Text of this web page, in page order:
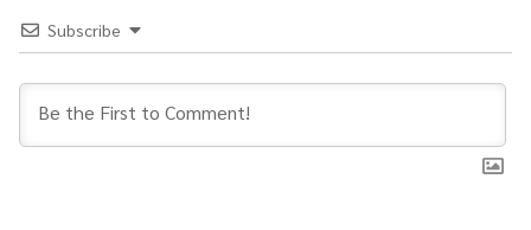
Subscribe